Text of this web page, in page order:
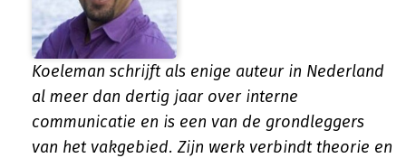
Koeleman schrijft als enige auteur in Nederland
al meer dan dertig jaar over interne
communicatie en is een van de grondleggers
van het vakgebied. Zijn werk verbindt theorie en